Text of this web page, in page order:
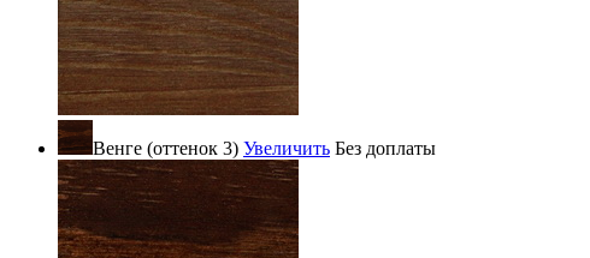
Венге (оттенок 3) Увеличить Без доплаты